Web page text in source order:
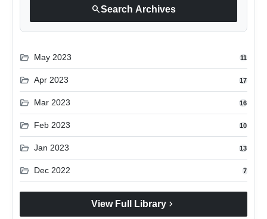
searchSearch Archives
folder_open May 2023 11
folder_open Apr 2023 17
folder_open Mar 2023 16
folder_open Feb 2023 10
folder_open Jan 2023 13
folder_open Dec 2022 7
View Full Library chevron_right